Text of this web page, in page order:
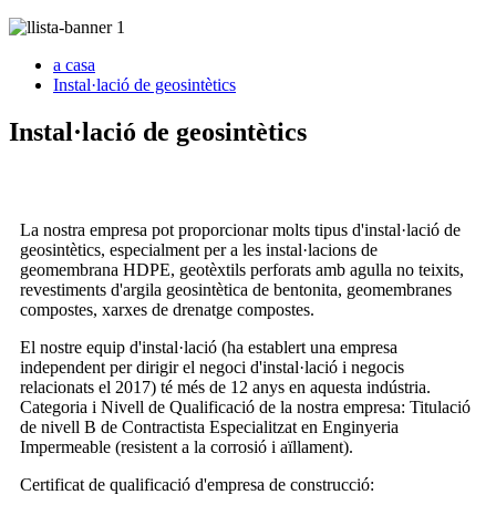
a casa
Instal·lació de geosintètics
Instal·lació de geosintètics
La nostra empresa pot proporcionar molts tipus d'instal·lació de
geosintètics, especialment per a les instal·lacions de
geomembrana HDPE, geotèxtils perforats amb agulla no teixits,
revestiments d'argila geosintètica de bentonita, geomembranes
compostes, xarxes de drenatge compostes.
El nostre equip d'instal·lació (ha establert una empresa
independent per dirigir el negoci d'instal·lació i negocis
relacionats el 2017) té més de 12 anys en aquesta indústria.
Categoria i Nivell de Qualificació de la nostra empresa: Titulació
de nivell B de Contractista Especialitzat en Enginyeria
Impermeable (resistent a la corrosió i aïllament).
Certificat de qualificació d'empresa de construcció: